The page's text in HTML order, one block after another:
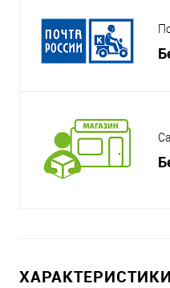
ХАРАКТЕРИСТИКИ